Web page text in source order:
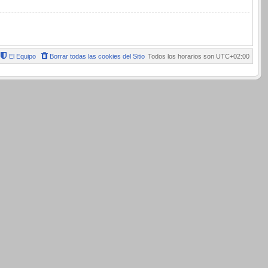
Todos los horarios son UTC+02:00
Borrar todas las cookies del Sitio
El Equipo